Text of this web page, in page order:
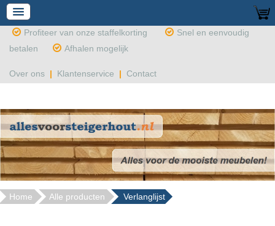
Profiteer van onze staffelkorting
Snel en eenvoudig
betalen
Afhalen mogelijk
Over ons | Klantenservice | Contact
Home Alle producten Verlanglijst